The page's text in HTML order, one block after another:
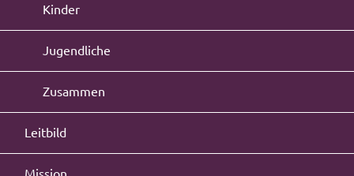
Kinder
Jugendliche
Zusammen
Leitbild
Mission